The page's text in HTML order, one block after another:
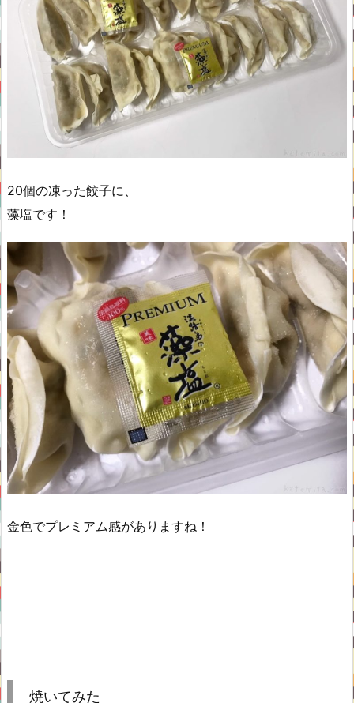
20個の凍った餃子に、
藻塩です！
金色でプレミアム感がありますね！
焼いてみた